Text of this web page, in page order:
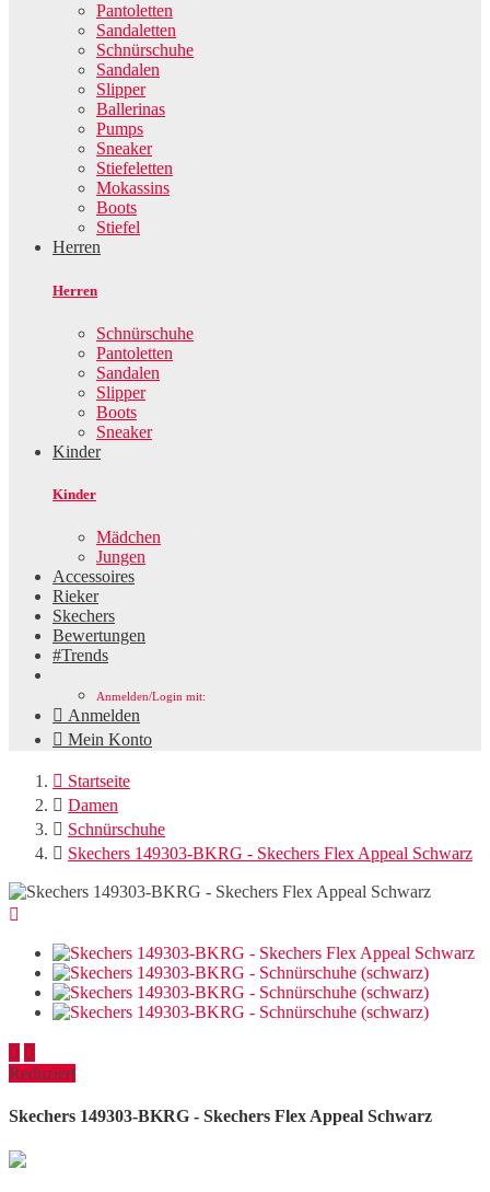
Pantoletten
Sandaletten
Schnürschuhe
Sandalen
Slipper
Ballerinas
Pumps
Sneaker
Stiefeletten
Mokassins
Boots
Stiefel
Herren
Herren
Schnürschuhe
Pantoletten
Sandalen
Slipper
Boots
Sneaker
Kinder
Kinder
Mädchen
Jungen
Accessoires
Rieker
Skechers
Bewertungen
#Trends
Anmelden/Login mit:
 Anmelden
 Mein Konto
 Startseite
 Damen
 Schnürschuhe
 Skechers 149303-BKRG - Skechers Flex Appeal Schwarz

 
Reduziert
Skechers 149303-BKRG - Skechers Flex Appeal Schwarz